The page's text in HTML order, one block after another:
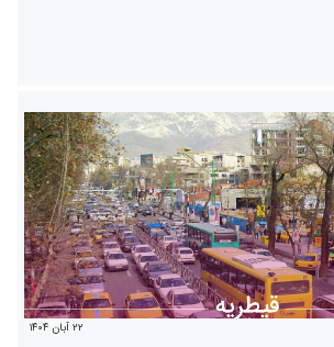
۲۲ آبان ۱۴۰۴